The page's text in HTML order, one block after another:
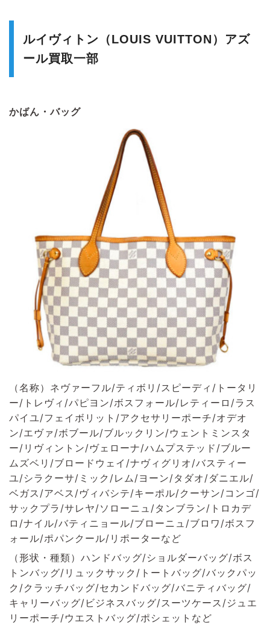
ルイヴィトン（LOUIS VUITTON）アズ
ール買取一部
かばん・バッグ
（名称）ネヴァーフル/ティボリ/スピーディ/トータリ
ー/トレヴィ/パピヨン/ボスフォール/レティーロ/ラス
パイユ/フェイボリット/アクセサリーポーチ/オデオ
ン/エヴァ/ボブール/ブルックリン/ウェントミンスタ
ー/リヴィントン/ヴェローナ/ハムプステッド/ブルー
ムズベリ/ブロードウェイ/ナヴィグリオ/バスティー
ユ/シラクーサ/ミック/レム/ヨーン/タダオ/ダニエル/
ベガス/アベス/ヴィバシテ/キーポル/クーサン/コンゴ/
サックプラ/サレヤ/ソローニュ/タンブラン/トロカデ
ロ/ナイル/バティニョール/ブローニュ/ブロワ/ボスフ
ォール/ポパンクール/リポーターなど
（形状・種類）ハンドバッグ/ショルダーバッグ/ボス
トンバッグ/リュックサック/トートバッグ/バックパッ
ク/クラッチバッグ/セカンドバッグ/バニティバッグ/
キャリーバッグ/ビジネスバッグ/スーツケース/ジュエ
リーポーチ/ウエストバッグ/ポシェットなど